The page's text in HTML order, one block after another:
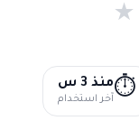
★
⏱️منذ 3 س
آخر استخدام